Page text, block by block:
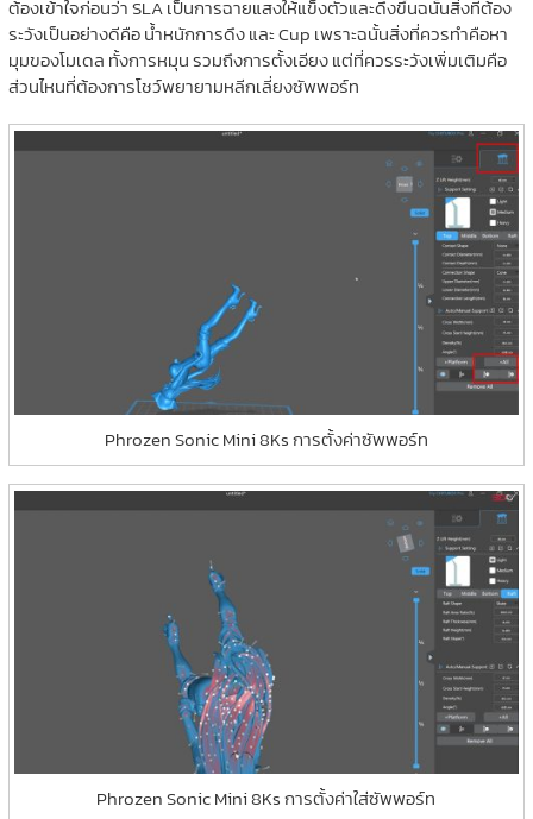
ต้องเข้าใจก่อนว่า SLA เป็นการฉายแสงให้แข็งตัวและดึงขึ้นฉนั้นสิ่งที่ต้อง
ระวังเป็นอย่างดีคือ น้ำหนักการดึง และ Cup เพราะฉนั้นสิ่งที่ควรทำคือหา
มุมของโมเดล ทั้งการหมุน รวมถึงการตั้งเอียง แต่ที่ควรระวังเพิ่มเติมคือ
ส่วนไหนที่ต้องการโชว์พยายามหลีกเลี่ยงซัพพอร์ท
Phrozen Sonic Mini 8Ks การตั้งค่าซัพพอร์ท
Phrozen Sonic Mini 8Ks การตั้งค่าใส่ซัพพอร์ท